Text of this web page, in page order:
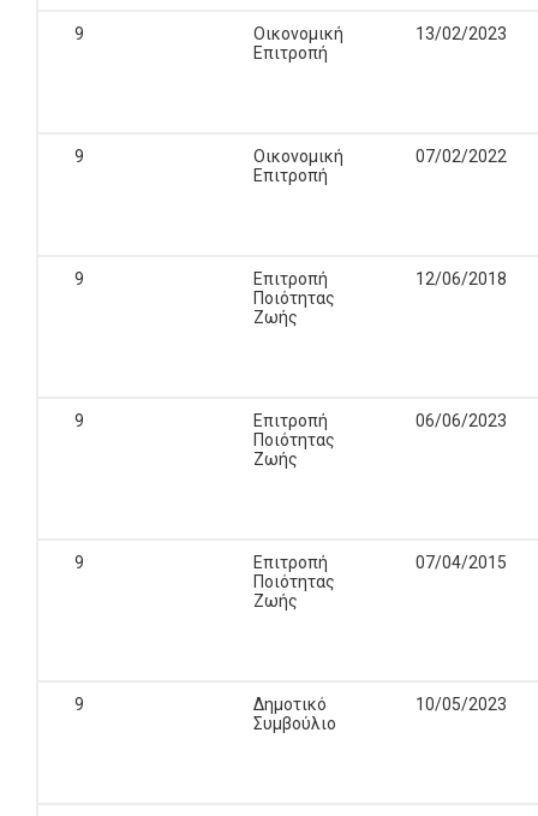
9
Οικονομική
Επιτροπή
13/02/2023
9
Οικονομική
Επιτροπή
07/02/2022
9
Επιτροπή
Ποιότητας
Ζωής
12/06/2018
9
Επιτροπή
Ποιότητας
Ζωής
06/06/2023
9
Επιτροπή
Ποιότητας
Ζωής
07/04/2015
9
Δημοτικό
Συμβούλιο
10/05/2023